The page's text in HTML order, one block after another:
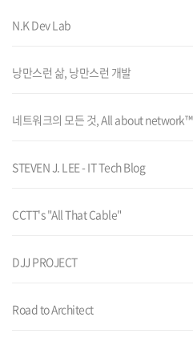
N.K Dev Lab
낭만스런 삶, 낭만스런 개발
네트워크의 모든 것, All about network™
STEVEN J. LEE - IT Tech Blog
CCTT's "All That Cable"
DJJ PROJECT
Road to Architect